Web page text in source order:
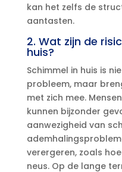
kan het zelfs de
aantasten.​
2.​ Wat zijn de
huis?
Schimmel in huis is
probleem, maar
met zich mee.​
kunnen bijzonder
aanwezigheid van
verergeren, zoals
neus.​ Op de lange